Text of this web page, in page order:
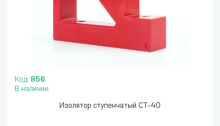
Код: 856
В наличии
Изолятор ступенчатый СТ-40